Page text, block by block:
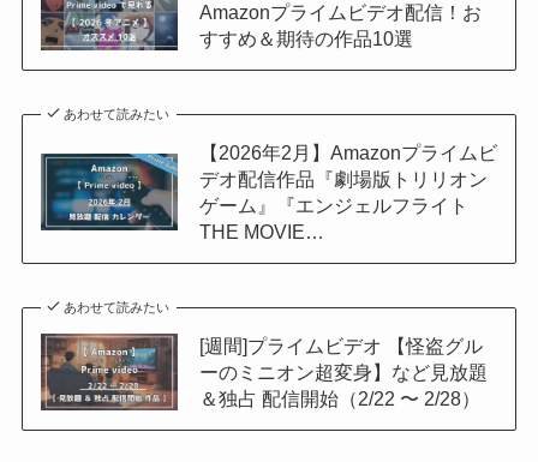
Amazonプライムビデオ配信！お
すすめ＆期待の作品10選
あわせて読みたい
【2026年2月】Amazonプライムビ
デオ配信作品『劇場版トリリオン
ゲーム』『エンジェルフライト
THE MOVIE…
あわせて読みたい
[週間]プライムビデオ 【怪盗グル
ーのミニオン超変身】など見放題
＆独占 配信開始（2/22 〜 2/28）